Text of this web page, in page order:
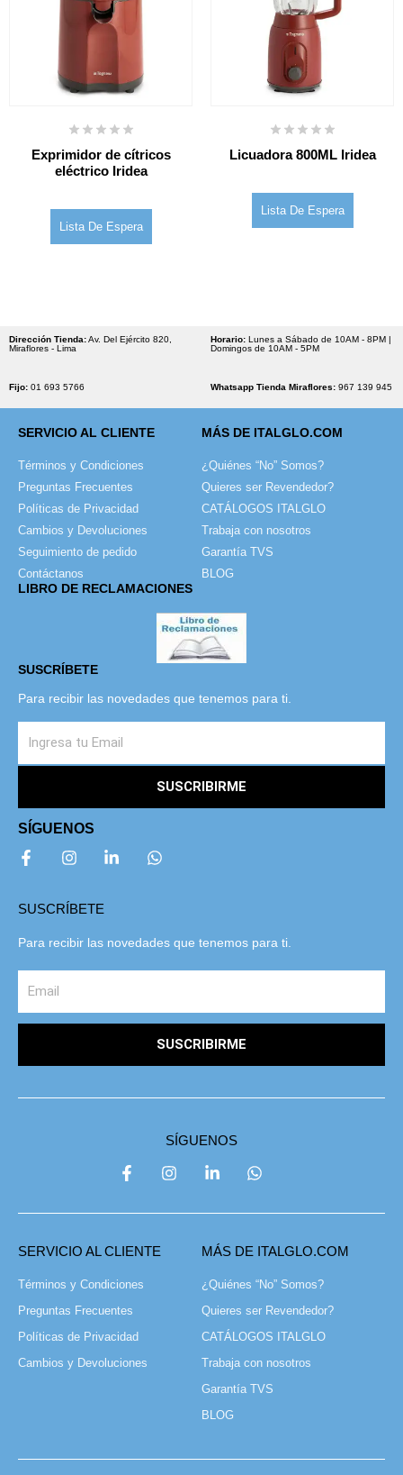
Exprimidor de cítricos
eléctrico Iridea
Lista De Espera
Licuadora 800ML Iridea
Lista De Espera
Dirección Tienda:Av. Del Ejército 820,
Miraflores - Lima
Fijo: 01 693 5766
Horario: Lunes a Sábado de 10AM - 8PM |
Domingos de 10AM - 5PM
Whatsapp Tienda Miraflores: 967 139 945
SERVICIO AL CLIENTE
Términos y Condiciones
Preguntas Frecuentes
Políticas de Privacidad
Cambios y Devoluciones
Seguimiento de pedido
Contáctanos
MÁS DE ITALGLO.COM
¿Quiénes “No” Somos?
Quieres ser Revendedor?
CATÁLOGOS ITALGLO
Trabaja con nosotros
Garantía TVS
BLOG
LIBRO DE RECLAMACIONES
SUSCRÍBETE
Para recibir las novedades que tenemos para ti.
SUSCRIBIRME
SÍGUENOS
SUSCRÍBETE
Para recibir las novedades que tenemos para ti.
SUSCRIBIRME
SÍGUENOS
SERVICIO AL CLIENTE
Términos y Condiciones
Preguntas Frecuentes
Políticas de Privacidad
Cambios y Devoluciones
MÁS DE ITALGLO.COM
¿Quiénes “No” Somos?
Quieres ser Revendedor?
CATÁLOGOS ITALGLO
Trabaja con nosotros
Garantía TVS
BLOG